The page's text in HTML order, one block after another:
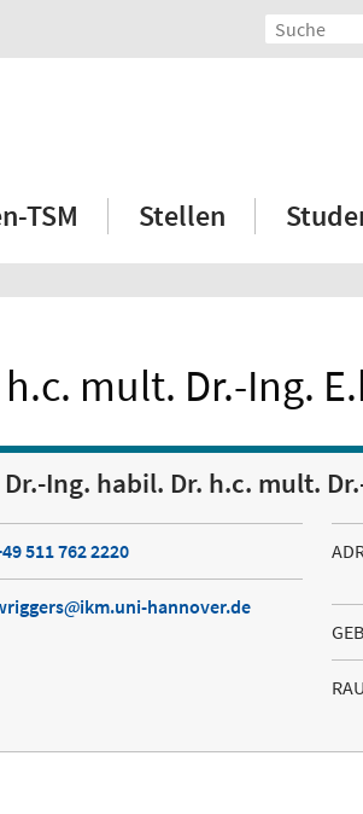
TSM Stellen
mult. Dr.-Ing.
Ing. habil. Dr. h.c. mult.
511 762 2220
ikm.uni-hannover.de